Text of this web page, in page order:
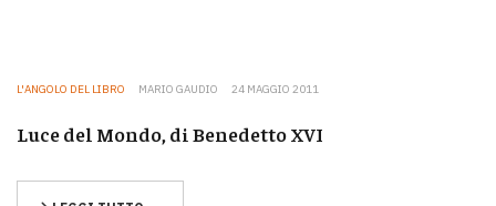
L'ANGOLO DEL LIBRO MARIO GAUDIO 24 MAGGIO 2011
Luce del Mondo, di Benedetto XVI